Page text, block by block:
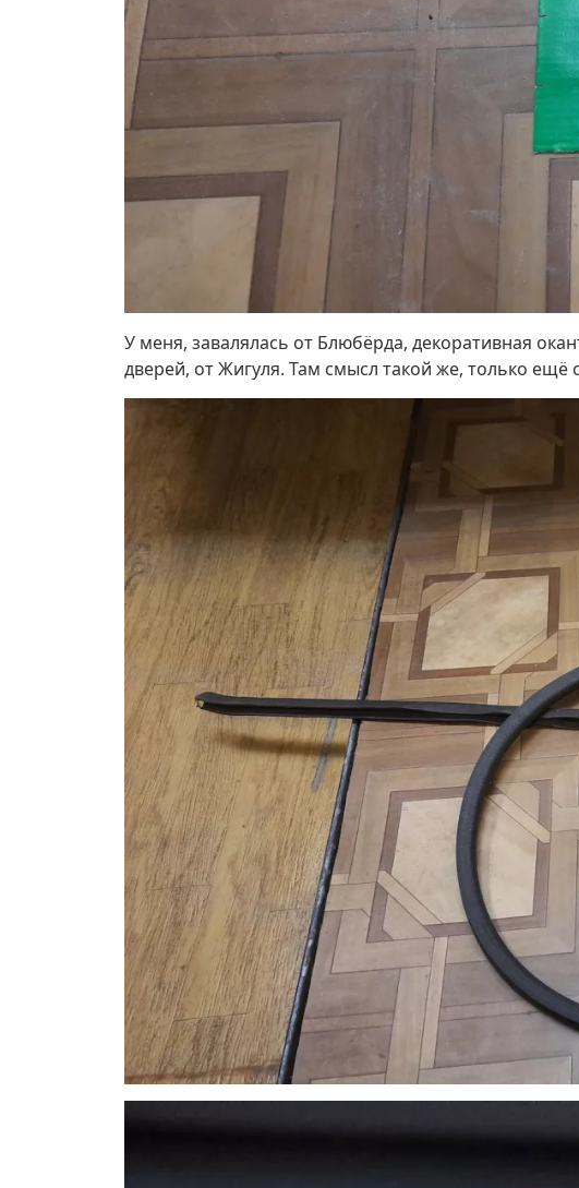
У меня, завалялась от Блюбёрда, декоративная
дверей, от Жигуля. Там смысл такой же, только ещё